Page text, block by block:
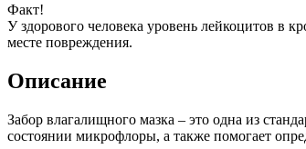
Факт!
У здорового человека уровень лейкоцитов в
месте повреждения.
Описание
Забор влагалищного мазка – это одна из
состоянии микрофлоры, а также помогает